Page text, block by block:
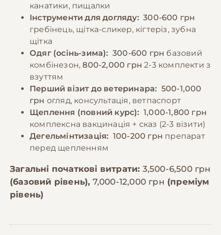
канатики, пищалки
Інструменти для догляду: 300-600 грн
гребінець, щітка-сликер, кігтеріз, зубна
щітка
Одяг (осінь-зима): 300-600 грн базовий
комбінезон,800-2,000 грн 2-3 комплекти з
взуттям
Перший візит до ветеринара: 500-1,000
грн огляд, консультація, ветпаспорт
Щеплення (повний курс): 1,000-1,800 грн
комплексна вакцинація + сказ (2-3 візити)
Дегельмінтизація: 100-200 грн препарат
перед щепленням
Загальні початкові витрати: 3,500-6,500 грн
(базовий рівень), 7,000-12,000 грн (преміум
рівень)